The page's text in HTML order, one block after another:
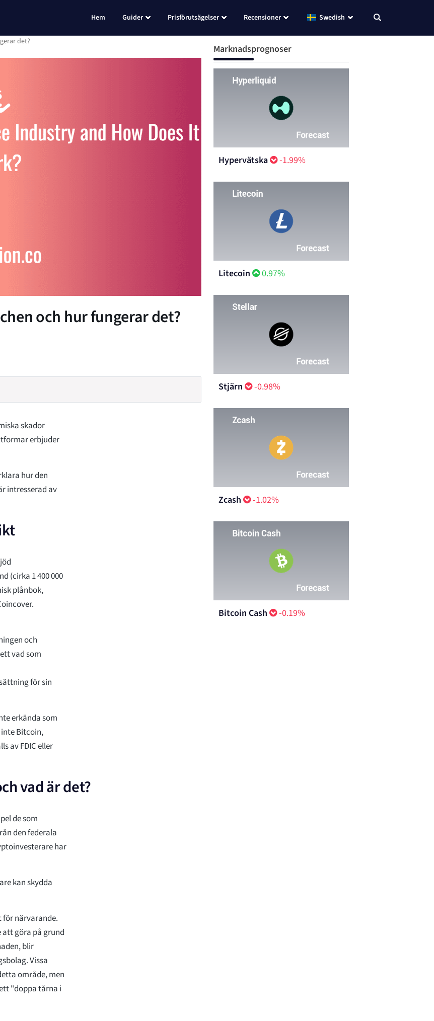
Hem Guider Prisförutsägelser Recensioner Swedish
det?
och hur fungerar det?
skador
erbjuder
hur den
intresserad av
(cirka 1 400 000
plånbok,
och
vad som
för sin
erkända som
Bitcoin,
av FDIC eller
vad är det?
de som
den federala
har
kan skydda
för närvarande.
göra på grund
blir
Vissa
område, men
"doppa tårna i
Marknadsprognoser
Hypervätska -1.99%
Litecoin 0.97%
Stjärn -0.98%
Zcash -1.02%
Bitcoin Cash -0.19%